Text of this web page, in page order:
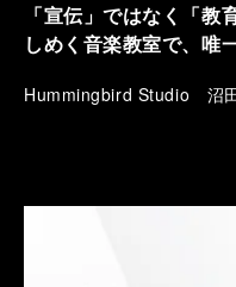
「宣伝」ではなく「
しめく音楽教室で、唯
Hummingbird Studio 沼